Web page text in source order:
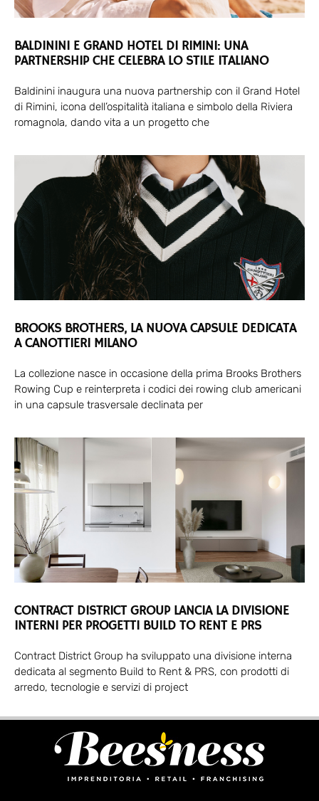
BALDININI E GRAND HOTEL DI RIMINI: UNA
PARTNERSHIP CHE CELEBRA LO STILE ITALIANO
Baldinini inaugura una nuova partnership con il Grand Hotel
di Rimini, icona dell’ospitalità italiana e simbolo della Riviera
romagnola, dando vita a un progetto che
BROOKS BROTHERS, LA NUOVA CAPSULE DEDICATA
A CANOTTIERI MILANO
La collezione nasce in occasione della prima Brooks Brothers
Rowing Cup e reinterpreta i codici dei rowing club americani
in una capsule trasversale declinata per
CONTRACT DISTRICT GROUP LANCIA LA DIVISIONE
INTERNI PER PROGETTI BUILD TO RENT E PRS
Contract District Group ha sviluppato una divisione interna
dedicata al segmento Build to Rent & PRS, con prodotti di
arredo, tecnologie e servizi di project